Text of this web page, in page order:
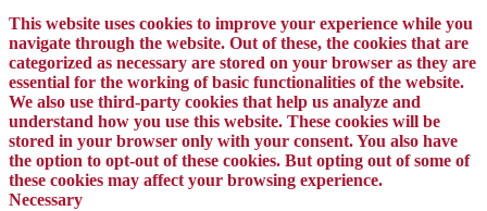
This website uses cookies to improve your experience while you
navigate through the website. Out of these, the cookies that are
categorized as necessary are stored on your browser as they are
essential for the working of basic functionalities of the website.
We also use third-party cookies that help us analyze and
understand how you use this website. These cookies will be
stored in your browser only with your consent. You also have
the option to opt-out of these cookies. But opting out of some of
these cookies may affect your browsing experience.
Necessary